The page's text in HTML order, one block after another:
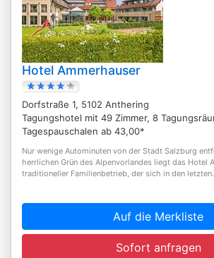
Hotel Ammerhauser
Dorfstraße 1, 5102 Anthering
Tagungshotel mit 49 Zimmer, 8
Tagespauschalen ab 43,00*
Nur wenige Autominuten von der Stadt Salzburg
herrlichen Grün des Alpenvorlandes liegt das Hotel
traditioneller Familienbetrieb, der sich in den
Auf die Merkliste
Sofort anfragen